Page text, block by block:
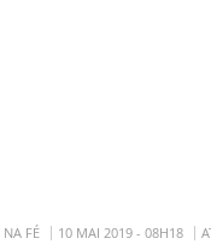
NA FÉ 10 MAI 2019 - 08H18